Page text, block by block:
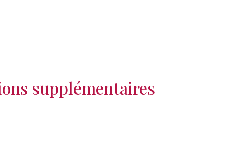
supplémentaires